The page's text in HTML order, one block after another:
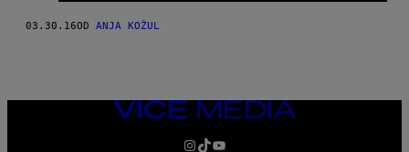
03.30.16OD ANJA KOŽUL
VICE
MEDIA
INSTAGRAM
TIKTOK
YOUTUBE